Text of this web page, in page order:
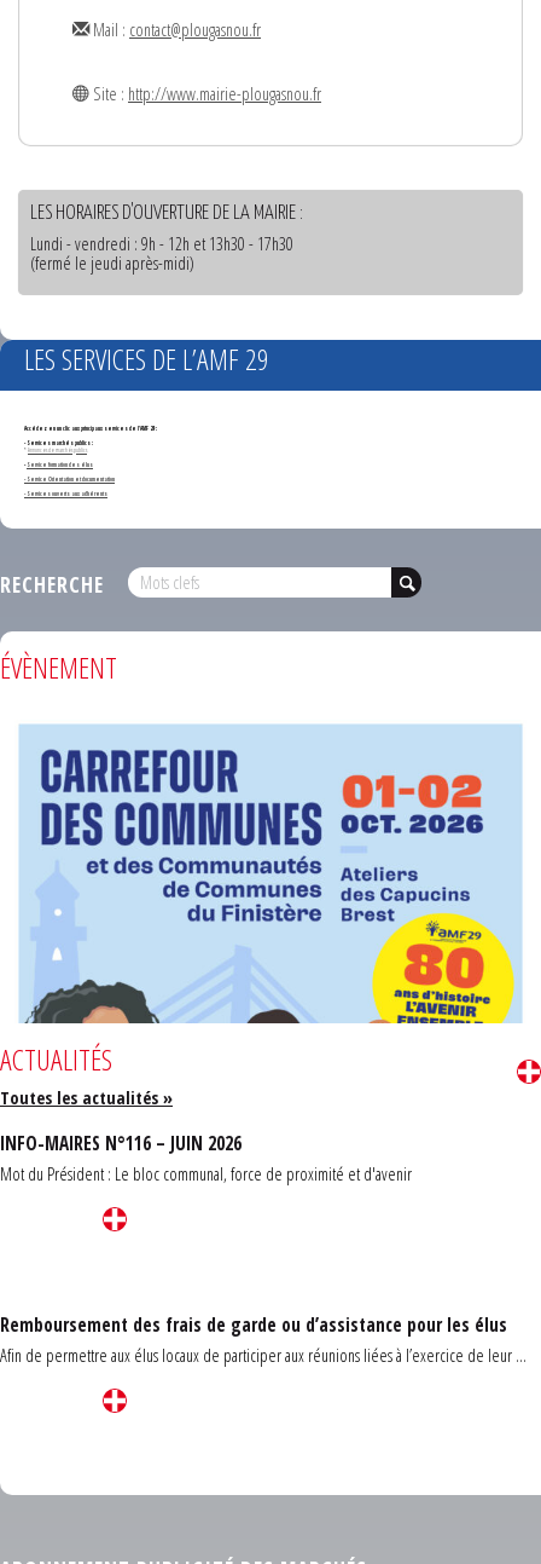
Mail : contact@plougasnou.fr
Site : http://www.mairie-plougasnou.fr
LES HORAIRES D'OUVERTURE DE LA MAIRIE :
Lundi - vendredi : 9h - 12h et 13h30 - 17h30
(fermé le jeudi après-midi)
LES SERVICES DE L’AMF 29
Accédez en un clic aux principaux services de l'AMF 29 :
- Services marchés publics :
*Annonces de marchés publics
-Service formation des élus
- Service Orientation et documentation
- Services ouverts aux adhérents
RECHERCHE
ÉVÈNEMENT
ACTUALITÉS
Toutes les actualités »
INFO-MAIRES N°116 – JUIN 2026
Mot du Président : Le bloc communal, force de proximité et d'avenir
Remboursement des frais de garde ou d’assistance pour les élus
Afin de permettre aux élus locaux de participer aux réunions liées à l’exercice de leur ...